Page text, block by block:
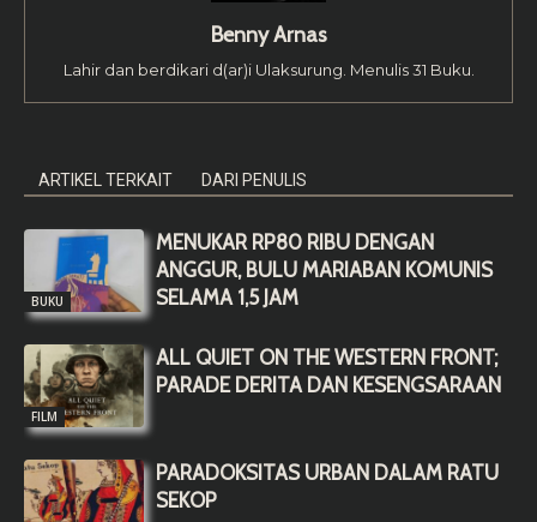
Benny Arnas
Lahir dan berdikari d(ar)i Ulaksurung. Menulis 31 Buku.
ARTIKEL TERKAIT DARI PENULIS
BUKU
MENUKAR RP80 RIBU DENGAN
ANGGUR, BULU MARIABAN KOMUNIS
SELAMA 1,5 JAM
FILM
ALL QUIET ON THE WESTERN FRONT;
PARADE DERITA DAN KESENGSARAAN
PARADOKSITAS URBAN DALAM RATU
SEKOP